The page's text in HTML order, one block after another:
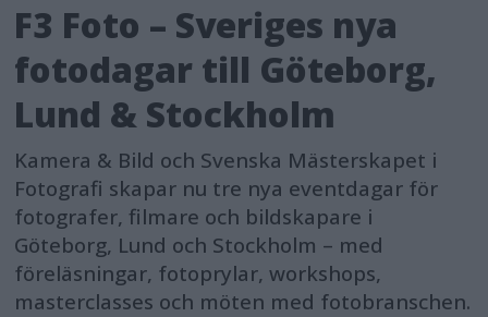
F3 Foto – Sveriges nya
fotodagar till Göteborg,
Lund & Stockholm
Kamera & Bild och Svenska Mästerskapet i
Fotografi skapar nu tre nya eventdagar för
fotografer, filmare och bildskapare i
Göteborg, Lund och Stockholm – med
föreläsningar, fotoprylar, workshops,
masterclasses och möten med fotobranschen.